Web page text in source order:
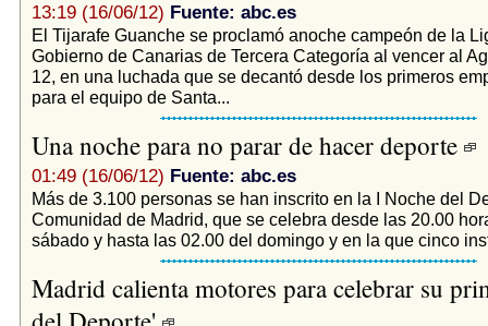
13:19 (16/06/12) Fuente: abc.es
El Tijarafe Guanche se proclamó anoche campeón de la
Gobierno de Canarias de Tercera Categoría al vencer al
12, en una luchada que se decantó desde los primeros
para el equipo de Santa...
Una noche para no parar de hacer deporte
01:49 (16/06/12) Fuente: abc.es
Más de 3.100 personas se han inscrito en la I Noche del
Comunidad de Madrid, que se celebra desde las 20.00
sábado y hasta las 02.00 del domingo y en la que cinco
Madrid calienta motores para celebrar su